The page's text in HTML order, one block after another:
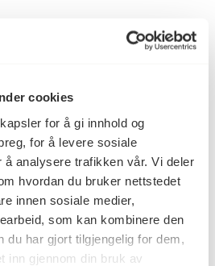
cookies
for å gi innhold og
for å levere sosiale
å analysere trafikken vår. Vi deler
hvordan du bruker nettstedet
innen sosiale medier,
som kan kombinere den
du har gjort tilgjengelig for dem,
inn gjennom din bruk av
Teknisk tegning
på papir